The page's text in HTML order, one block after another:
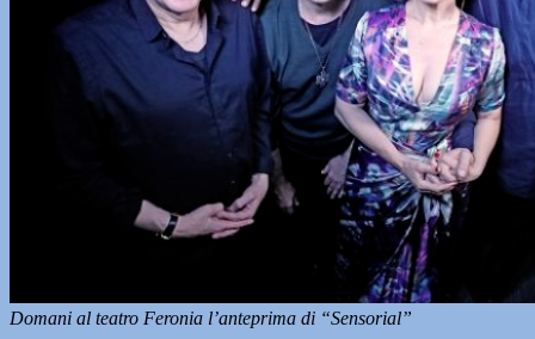
Domani al teatro Feronia l’anteprima di “Sensorial”